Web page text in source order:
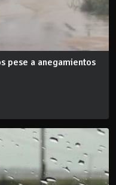
pese a anegamientos